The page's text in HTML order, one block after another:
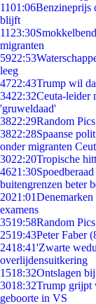
1101:06Benzineprijs
blijft
11 23:30
migranten
5922:53
leeg
4722:43Trump wil
3422:32Ceuta-leider
'gruweldaad'
3822:29Random
3822:28Spaanse
onder migranten
3022:20Tropische
4621:30
buitengrenzen beter
2021:01
examens
3519:58Random
2519:43Peter Faber
2418:41'Zwarte
overlijdensuitkering
1518:32Ontslagen
3018:32Trump grijpt
geboorte in VS